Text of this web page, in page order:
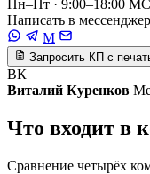
Пн–Пт · 9:00–18:00
Написать в мессенджер
M
Запросить КП с
ВК
Виталий Куренков
Что входит в
Сравнение четырёх